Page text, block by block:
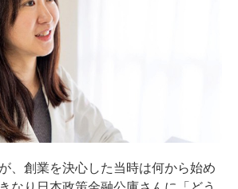
、創業を決心した当時は何から始め